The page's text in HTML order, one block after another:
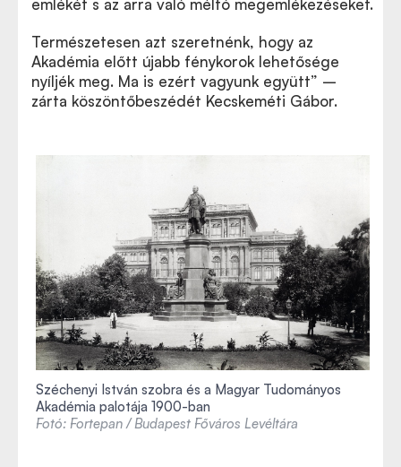
emlékét s az arra való méltó megemlékezéseket.
Természetesen azt szeretnénk, hogy az
Akadémia előtt újabb fénykorok lehetősége
nyíljék meg. Ma is ezért vagyunk együtt” –
zárta köszöntőbeszédét Kecskeméti Gábor.
Széchenyi István szobra és a Magyar Tudományos
Akadémia palotája 1900-ban
Fotó: Fortepan / Budapest Főváros Levéltára